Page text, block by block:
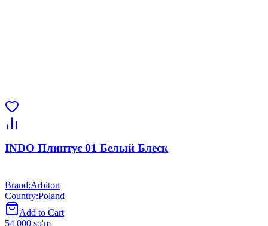
INDO Плинтус 01 Белый Блеск
Brand:Arbiton
Country:Poland
Add to Cart
54 000 so'm